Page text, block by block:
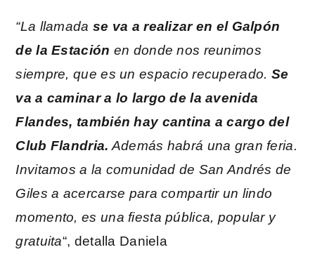
“La llamada se va a realizar en el Galpón
de la Estación en donde nos reunimos
siempre, que es un espacio recuperado. Se
va a caminar a lo largo de la avenida
Flandes, también hay cantina a cargo del
Club Flandria. Además habrá una gran feria.
Invitamos a la comunidad de San Andrés de
Giles a acercarse para compartir un lindo
momento, es una fiesta pública, popular y
gratuita“, detalla Daniela